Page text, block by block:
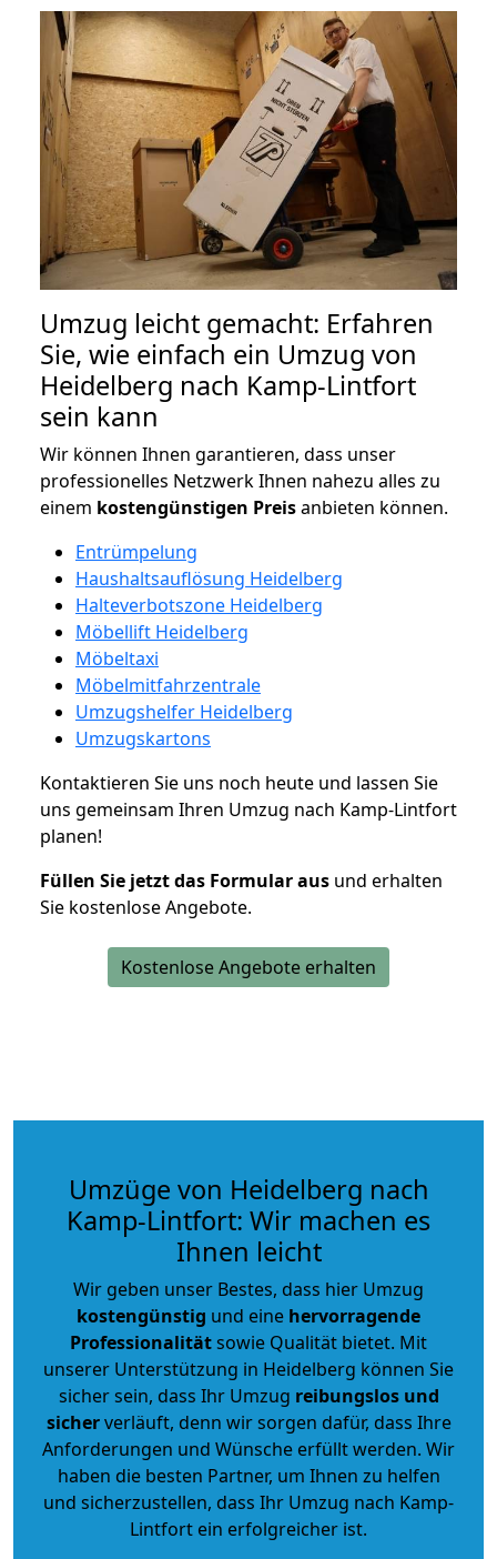
Umzug leicht gemacht: Erfahren
Sie, wie einfach ein Umzug von
Heidelberg nach Kamp-Lintfort
sein kann
Wir können Ihnen garantieren, dass unser
professionelles Netzwerk Ihnen nahezu alles zu
einem kostengünstigen Preisanbieten können.
Entrümpelung
Haushaltsauflösung Heidelberg
Halteverbotszone Heidelberg
Möbellift Heidelberg
Möbeltaxi
Möbelmitfahrzentrale
Umzugshelfer Heidelberg
Umzugskartons
Kontaktieren Sie uns noch heute und lassen Sie
uns gemeinsam Ihren Umzug nach Kamp-Lintfort
planen!
Füllen Sie jetzt das Formular aus und erhalten
Sie kostenlose Angebote.
Kostenlose Angebote erhalten
Umzüge von Heidelberg nach
Kamp-Lintfort: Wir machen es
Ihnen leicht
Wir geben unser Bestes, dass hier Umzug
kostengünstig und eine hervorragende
Professionalitätsowie Qualität bietet. Mit
unserer Unterstützung in Heidelberg können Sie
sicher sein, dass Ihr Umzug reibungslos und
sicherverläuft, denn wir sorgen dafür, dass Ihre
Anforderungen und Wünsche erfüllt werden. Wir
haben die besten Partner, um Ihnen zu helfen
und sicherzustellen, dass Ihr Umzug nach Kamp-
Lintfort ein erfolgreicher ist.